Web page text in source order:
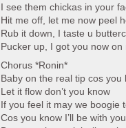
I see them chickas in your
Hit me off, let me now peel
Rub it down, I taste u
Pucker up, I got you now on
Chorus *Ronin*
Baby on the real tip cos you
Let it flow don’t you know
If you feel it may we boogie
Cos you know I’ll be with